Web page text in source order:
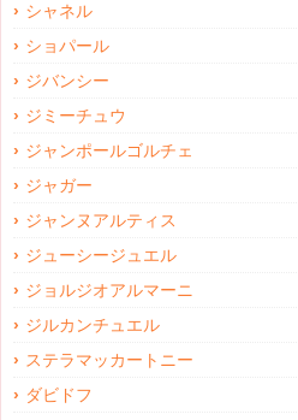
シャネル
ショパール
ジバンシー
ジミーチュウ
ジャンポールゴルチェ
ジャガー
ジャンヌアルティス
ジューシージュエル
ジョルジオアルマーニ
ジルカンチュエル
ステラマッカートニー
ダビドフ